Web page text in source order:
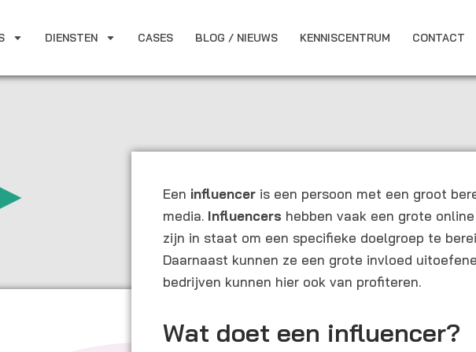
DIENSTEN CASES BLOG / NIEUWS KENNISCENTRUM CONTACT
Een influencer is een persoon met een groot
media. Influencers hebben vaak een grote
zijn in staat om een specifieke doelgroep te
Daarnaast kunnen ze een grote invloed
bedrijven kunnen hier ook van profiteren.
Wat doet een influencer?